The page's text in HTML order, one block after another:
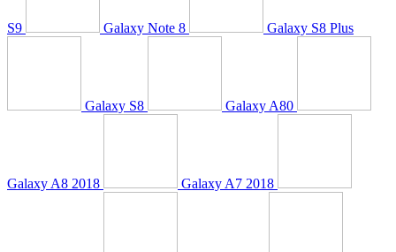
S9 Galaxy Note 8 Galaxy S8 Plus
Galaxy S8 Galaxy A80
Galaxy A8 2018 Galaxy A7 2018